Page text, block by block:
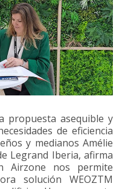
propuesta asequible y
de eficiencia
y medianos Amélie
Legrand Iberia, afirma
Airzone nos permite
solución WEOZTM